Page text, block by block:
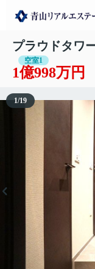
プラウドタワ
空室1
1億998万円
1/19